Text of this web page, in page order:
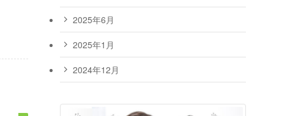
2025年6月
2025年1月
2024年12月